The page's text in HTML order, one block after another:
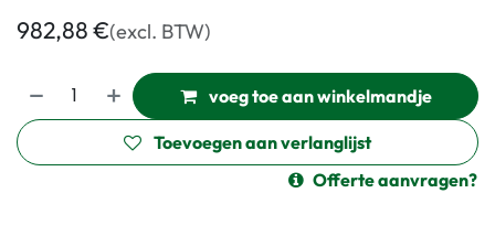
982,88€(excl. BTW)
voeg toe aan winkelmandje
Toevoegen aan verlanglijst
Offerte aanvragen?